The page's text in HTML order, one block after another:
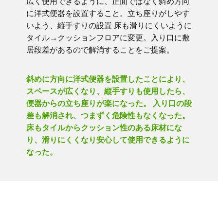
に洋式便器を設置すること。立ち座りがしやす
いよう、縦手すりの設置 床も滑りにくいように
タイル→クッションフロアに変更。入り口に敷
居段差があるので解消することをご提案。
斜めに方向に洋式便器を設置したことにより、
スペースが広くなり、縦手すりも使用したら、
便器からの立ち座りが楽になった。 入り口の段
差も解消され、つまずく危険性もなくなった。
床もタイルからクッション性のある床材にな
り、滑りにくくなり安心して使用できるように
なった。